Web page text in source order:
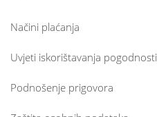
Načini plaćanja
Uvjeti iskorištavanja pogodnosti
Podnošenje prigovora